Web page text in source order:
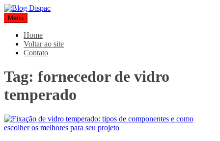
Pular
para
o
conteúdo
Blog Dispac
Soluções completas em ferros e esquadrias
Menu
Home
Voltar ao site
Contato
Tag: fornecedor de vidro
temperado